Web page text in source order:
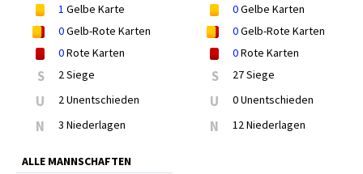
1 Gelbe Karte
0Gelb-Rote Karten
0Rote Karten
S 2 Siege
U 2 Unentschieden
N 3 Niederlagen
0Gelbe Karten
0Gelb-Rote Karten
0Rote Karten
S 27 Siege
U 0 Unentschieden
N 12 Niederlagen
ALLE MANNSCHAFTEN